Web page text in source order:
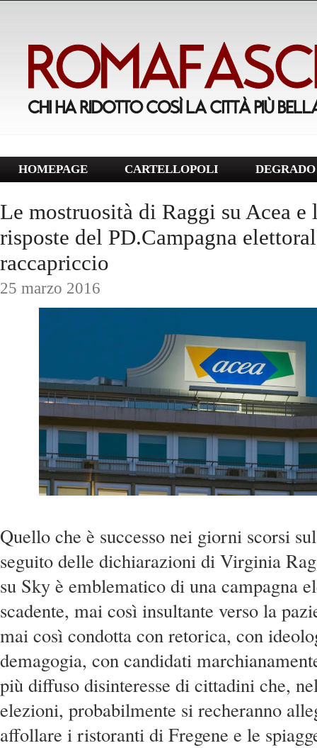
HOMEPAGE CARTELLOPOLI
Le mostruosità di Raggi su Acea e
risposte del PD.Campagna
raccapriccio
25 marzo 2016
Quello che è successo nei giorni scorsi
seguito delle dichiarazioni di Virginia
su Sky è emblematico di una campagna
scadente, mai così insultante verso la
mai così condotta con retorica, con
demagogia, con candidati
più diffuso disinteresse di cittadini che,
elezioni, probabilmente si recheranno
affollare i ristoranti di Fregene e le